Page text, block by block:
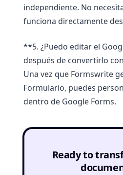
independiente. No
funciona directamente
**5. ¿Puedo editar el
después de convertirlo
Una vez que Formswrite
Formulario, puedes
dentro de Google Forms.
Ready to